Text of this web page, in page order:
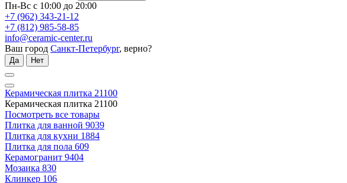
Пн-Вс с 10:00 до 20:00
+7 (962) 343-21-12
+7 (812) 985-58-85
info@ceramic-center.ru
Ваш город Санкт-Петербург, верно?
Да Нет
Керамическая плитка 21100
Керамическая плитка 21100
Посмотреть все товары
Плитка для ванной 9039
Плитка для кухни 1884
Плитка для пола 609
Керамогранит 9404
Мозаика 830
Клинкер 106